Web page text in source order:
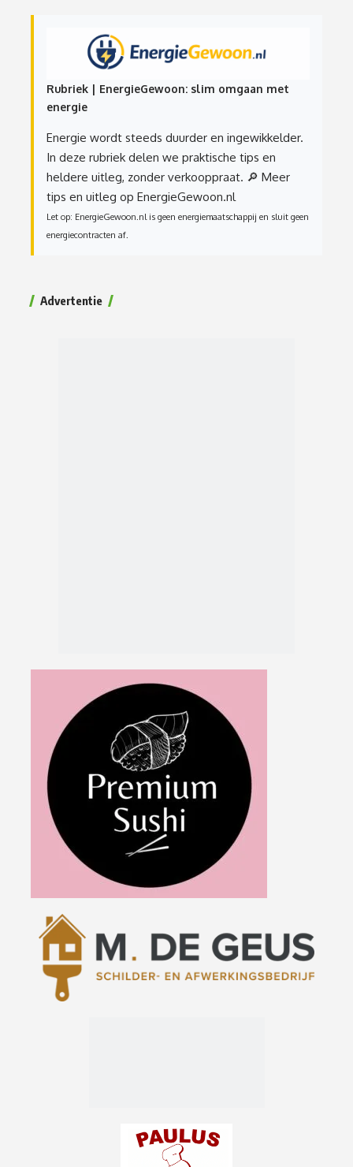
Rubriek | EnergieGewoon: slim omgaan met
energie
Energie wordt steeds duurder en ingewikkelder.
In deze rubriek delen we praktische tips en
heldere uitleg, zonder verkooppraat. 🔎 Meer
tips en uitleg op EnergieGewoon.nl
Let op: EnergieGewoon.nl is geen energiemaatschappij en sluit geen
energiecontracten af.
Advertentie